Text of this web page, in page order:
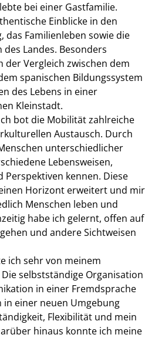
bei einer Gastfamilie.
Einblicke in den
das Familienleben sowie die
Landes. Besonders
Vergleich zwischen dem
spanischen Bildungssystem
des Lebens in einer
Kleinstadt.
bot die Mobilität zahlreiche
Austausch. Durch
unterschiedlicher
Lebensweisen,
kennen. Diese
Horizont erweitert und mir
Menschen leben und
habe ich gelernt, offen auf
und andere Sichtweisen
ich sehr von meinem
selbstständige Organisation
in einer Fremdsprache
einer neuen Umgebung
Flexibilität und mein
hinaus konnte ich meine